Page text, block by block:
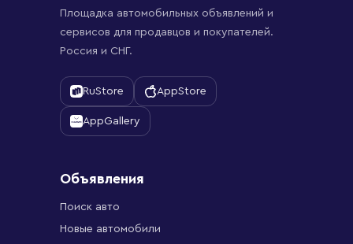
Площадка автомобильных объявлений и
сервисов для продавцов и покупателей.
Россия и СНГ.
RuStore AppStore
AppGallery
Объявления
Поиск авто
Новые автомобили